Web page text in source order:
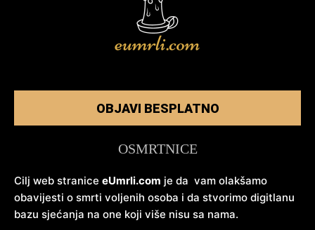
OBJAVI BESPLATNO
OSMRTNICE
Cilj web stranice eUmrli.com je da vam olakšamo
obavijesti o smrti voljenih osoba i da stvorimo digitlanu
bazu sjećanja na one koji više nisu sa nama.